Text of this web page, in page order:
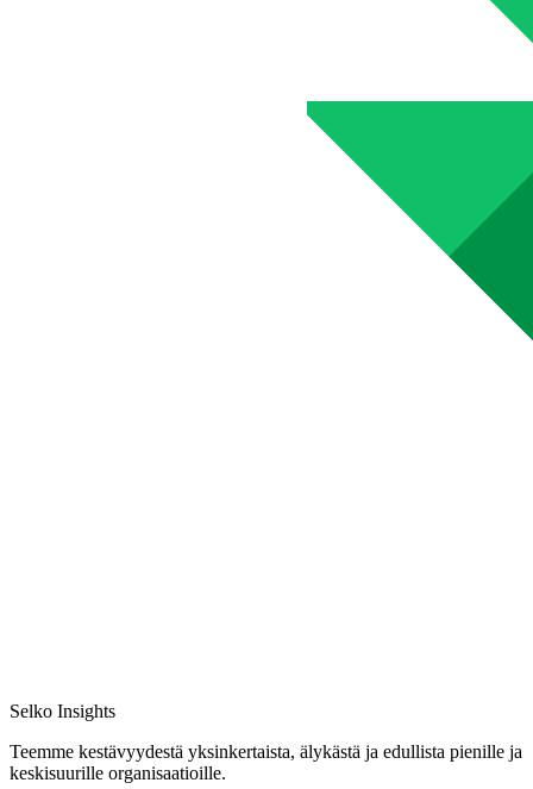
Selko Insights
Teemme kestävyydestä yksinkertaista, älykästä ja edullista pienille ja
keskisuurille organisaatioille.